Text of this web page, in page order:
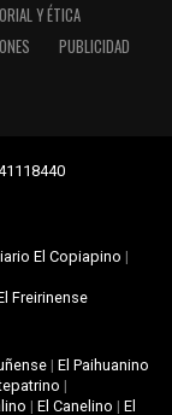
Y ÉTICA
PUBLICIDAD
El Copiapino |
Freirinense
| El Paihuanino
|
|El Canelino |El